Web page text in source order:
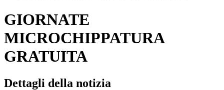
GIORNATE
MICROCHIPPATURA
GRATUITA
Dettagli della notizia